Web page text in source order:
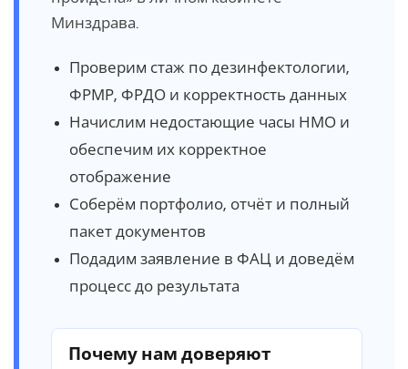
Минздрава.
Проверим стаж по дезинфектологии,
ФРМР, ФРДО и корректность данных
Начислим недостающие часы НМО и
обеспечим их корректное
отображение
Соберём портфолио, отчёт и полный
пакет документов
Подадим заявление в ФАЦ и доведём
процесс до результата
Почему нам доверяют